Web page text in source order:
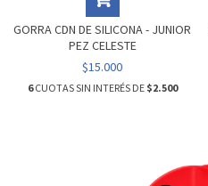
GORRA CDN DE SILICONA - JUNIOR
PEZ CELESTE
$15.000
6CUOTAS SIN INTERÉS DE $2.500